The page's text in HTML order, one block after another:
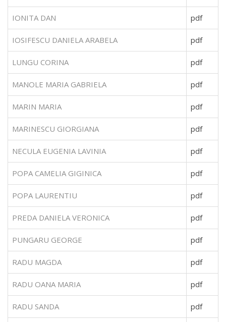
IONITA DAN pdf
IOSIFESCU DANIELA ARABELA pdf
LUNGU CORINA pdf
MANOLE MARIA GABRIELA pdf
MARIN MARIA pdf
MARINESCU GIORGIANA pdf
NECULA EUGENIA LAVINIA pdf
POPA CAMELIA GIGINICA pdf
POPA LAURENTIU pdf
PREDA DANIELA VERONICA pdf
PUNGARU GEORGE pdf
RADU MAGDA pdf
RADU OANA MARIA pdf
RADU SANDA pdf